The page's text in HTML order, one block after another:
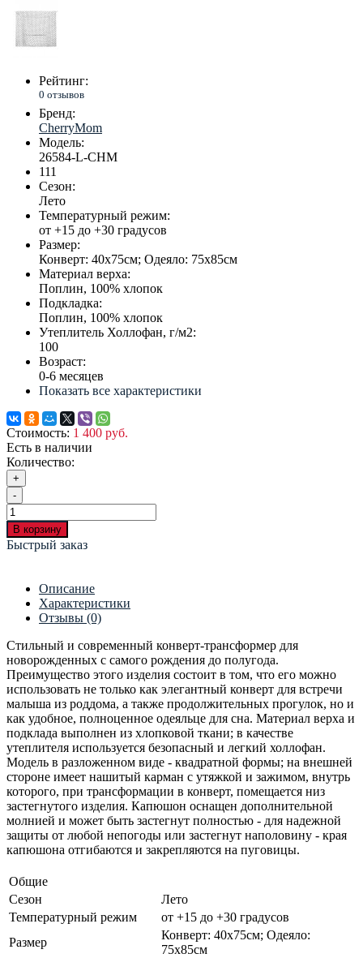
Рейтинг:
0 отзывов
Бренд:
CherryMom
Модель:
26584-L-CHM
111
Сезон:
Лето
Температурный режим:
от +15 до +30 градусов
Размер:
Конверт: 40х75см; Одеяло: 75х85см
Материал верха:
Поплин, 100% хлопок
Подкладка:
Поплин, 100% хлопок
Утеплитель Холлофан, г/м2:
100
Возраст:
0-6 месяцев
Показать все характеристики
Стоимость: 1 400 руб.
Есть в наличии
Количество:
+
-
В корзину
Быстрый заказ
Описание
Характеристики
Отзывы (0)
Стильный и современный конверт-трансформер для
новорожденных с самого рождения до полугода.
Преимущество этого изделия состоит в том, что его можно
использовать не только как элегантный конверт для встречи
малыша из роддома, а также продолжительных прогулок, но и
как удобное, полноценное одеяльце для сна. Материал верха и
подклада выполнен из хлопковой ткани; в качестве
утеплителя используется безопасный и легкий холлофан.
Модель в разложенном виде - квадратной формы; на внешней
стороне имеет нашитый карман с утяжкой и зажимом, внутрь
которого, при трансформации в конверт, помещается низ
застегнутого изделия. Капюшон оснащен дополнительной
молнией и может быть застегнут полностью - для надежной
защиты от любой непогоды или застегнут наполовину - края
капюшона отгибаются и закрепляются на пуговицы.
Общие
Сезон
Лето
Температурный режим
от +15 до +30 градусов
Размер
Конверт: 40х75см; Одеяло:
75х85см